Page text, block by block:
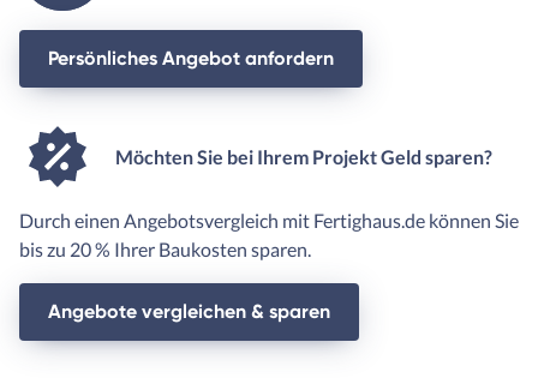
Persönliches Angebot anfordern
Möchten Sie bei Ihrem Projekt Geld sparen?
Durch einen Angebotsvergleich mit Fertighaus.de können Sie
bis zu 20 % Ihrer Baukosten sparen.
Angebote vergleichen & sparen